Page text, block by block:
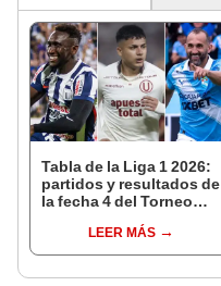
Tabla de la Liga 1 2026:
partidos y resultados de
la fecha 4 del Torneo
del Acumulado
LEER MÁS